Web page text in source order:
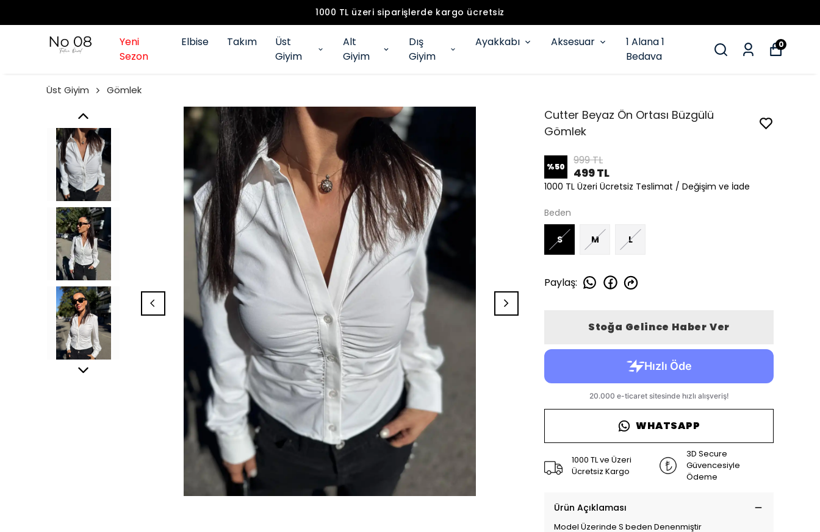
1000 TL üzeri siparişlerde kargo ücretsiz
Yeni
Sezon
Elbise Takım
Üst
Giyim
Alt
Giyim
Dış
Giyim
Ayakkabı Aksesuar
1 Alana 1
Bedava
0
Üst Giyim Gömlek
Cutter Beyaz Ön Ortası Büzgülü
Gömlek
%50 999 TL
499 TL
1000 TL Üzeri Ücretsiz Teslimat / Değişim ve İade
Beden
S M L
Paylaş:
Stoğa Gelince Haber Ver
WHATSAPP
1000 TL ve Üzeri
Ücretsiz Kargo
3D Secure
Güvencesiyle
Ödeme
Ürün Açıklaması
Model Üzerinde S beden Denenmiştir